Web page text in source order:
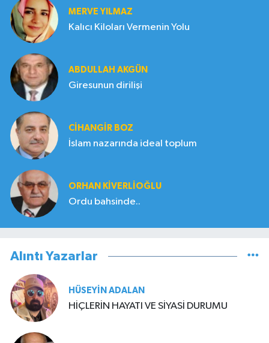
MERVE YILMAZ
Kalıcı Kiloları Vermenin Yolu
ABDULLAH AKGÜN
Giresunun dirilişi
CIHANGIR BOZ
İslam nazarında ideal toplum
ORHAN KIVERLIOĞLU
Ordu bahsinde..
Alıntı Yazarlar
HÜSEYIN ADALAN
HİÇLERİN HAYATI VE SİYASİ DURUMU